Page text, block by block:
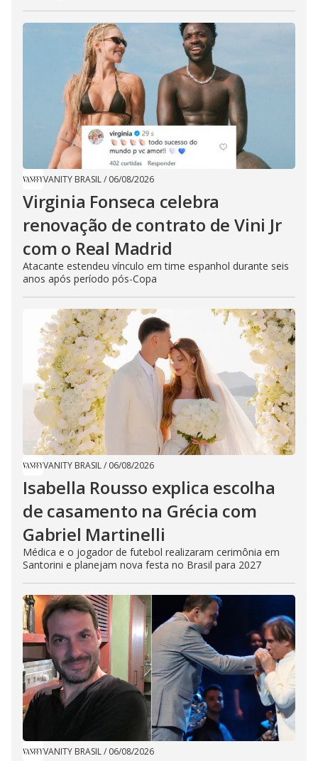
VANITY BRASIL/ 06/08/2026
Virginia Fonseca celebra
renovação de contrato de Vini Jr
com o Real Madrid
Atacante estendeu vínculo em time espanhol durante seis
anos após período pós-Copa
VANITY BRASIL/ 06/08/2026
Isabella Rousso explica escolha
de casamento na Grécia com
Gabriel Martinelli
Médica e o jogador de futebol realizaram cerimônia em
Santorini e planejam nova festa no Brasil para 2027
VANITY BRASIL/ 06/08/2026